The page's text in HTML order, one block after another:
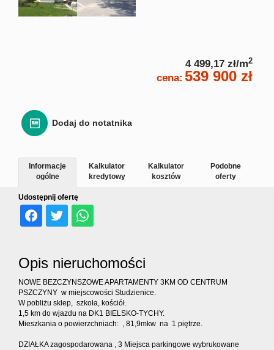
4 499,17 zł/m2
cena: 539 900 zł
Dodaj do notatnika
Udostępnij ofertę
Informacje
ogólne
Kalkulator
kredytowy
Kalkulator
kosztów
Podobne
oferty
Opis nieruchomości
NOWE BEZCZYNSZOWE APARTAMENTY 3KM OD CENTRUM
PSZCZYNY w miejscowości Studzienice.
W pobliżu sklep, szkoła, kościół.
1,5 km do wjazdu na DK1 BIELSKO-TYCHY.
Mieszkania o powierzchniach: , 81,9mkw na 1 piętrze.
DZIAŁKA zagospodarowana , 3 Miejsca parkingowe wybrukowane